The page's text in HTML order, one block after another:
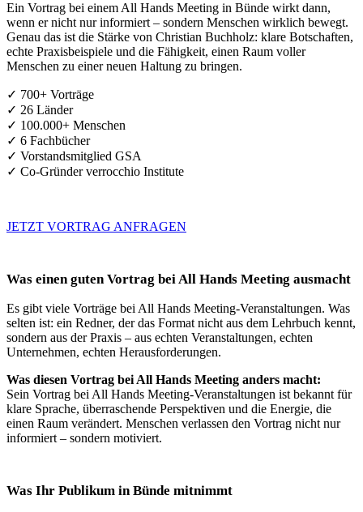
Ein Vortrag bei einem All Hands Meeting in Bünde wirkt dann,
wenn er nicht nur informiert – sondern Menschen wirklich bewegt.
Genau das ist die Stärke von Christian Buchholz: klare Botschaften,
echte Praxisbeispiele und die Fähigkeit, einen Raum voller
Menschen zu einer neuen Haltung zu bringen.
✓ 700+ Vorträge
✓ 26 Länder
✓ 100.000+ Menschen
✓ 6 Fachbücher
✓ Vorstandsmitglied GSA
✓ Co-Gründer verrocchio Institute
JETZT VORTRAG ANFRAGEN
Was einen guten Vortrag bei All Hands Meeting ausmacht
Es gibt viele Vorträge bei All Hands Meeting-Veranstaltungen. Was
selten ist: ein Redner, der das Format nicht aus dem Lehrbuch kennt,
sondern aus der Praxis – aus echten Veranstaltungen, echten
Unternehmen, echten Herausforderungen.
Was diesen Vortrag bei All Hands Meeting anders macht:
Sein Vortrag bei All Hands Meeting-Veranstaltungen ist bekannt für
klare Sprache, überraschende Perspektiven und die Energie, die
einen Raum verändert. Menschen verlassen den Vortrag nicht nur
informiert – sondern motiviert.
Was Ihr Publikum in Bünde mitnimmt